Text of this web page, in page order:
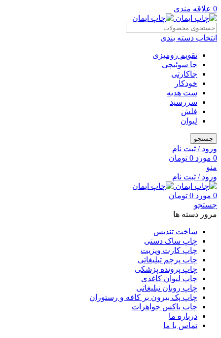
0 علاقه مندی
انتخاب دسته بندی
تقویم رومیزی
جا سوئیچی
جاکارتی
خودکار
ست هدیه
سررسید
فلش
لیوان
جستجو
ورود / ثبت نام
0 مورد 0 تومان
منو
ورود / ثبت نام
0 مورد 0 تومان
جستجو
مرور دسته ها
ساخت تندیس
چاپ ساک دستی
چاپ کارت ویزیت
چاپ پرچم تبلیغاتی
چاپ پرونده پزشکی
چاپ لیوان کاغذی
چاپ روبان تبلیغاتی
چاپ پک بیرون بر کافه و رستوران
چاپ باکس جواهرات
درباره ما
تماس با ما